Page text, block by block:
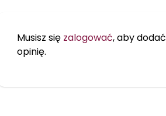
Musisz się zalogować, aby dodać
opinię.